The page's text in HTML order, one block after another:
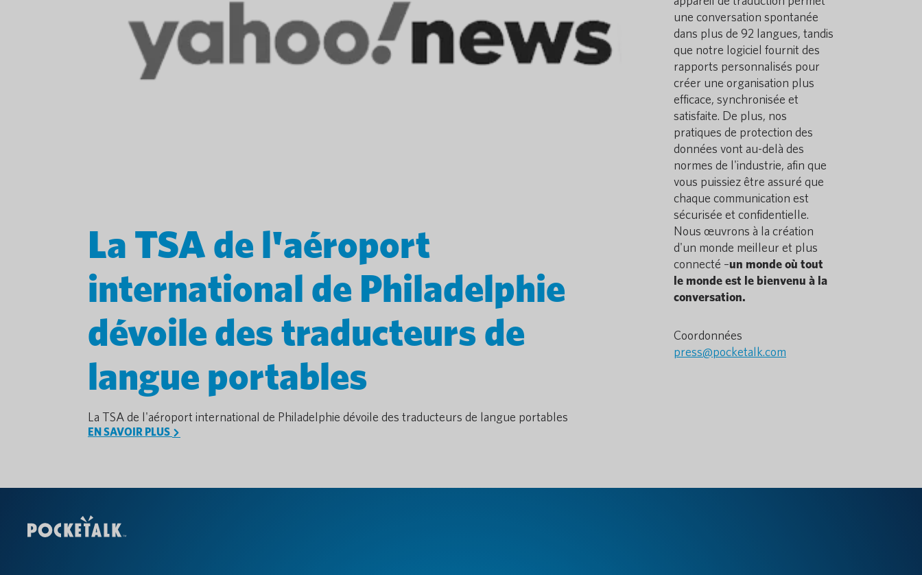
La TSA de l'aéroport
international de Philadelphie
dévoile des traducteurs de
langue portables
La TSA de l'aéroport international de Philadelphie dévoile des traducteurs de langue portables
EN SAVOIR PLUS
une conversation spontanée
dans plus de 92 langues, tandis
que notre logiciel fournit des
rapports personnalisés pour
créer une organisation plus
efficace, synchronisée et
satisfaite. De plus, nos
pratiques de protection des
données vont au-delà des
normes de l'industrie, afin que
vous puissiez être assuré que
chaque communication est
sécurisée et confidentielle.
Nous œuvrons à la création
d'un monde meilleur et plus
connecté –un monde où tout
le monde est le bienvenu à la
conversation.
Coordonnées
press@pocketalk.com